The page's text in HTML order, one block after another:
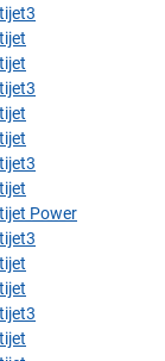
Power